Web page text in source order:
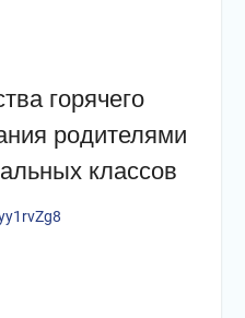
горячего
родителями
классов